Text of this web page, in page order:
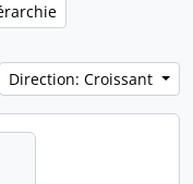
Direction: Croissant